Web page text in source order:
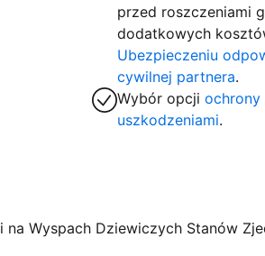
przed roszczeniami
dodatkowych
Ubezpieczeniu
cywilnej partnera.
Wybór opcjiochrony
uszkodzeniami.
Wyspach Dziewiczych Stanów